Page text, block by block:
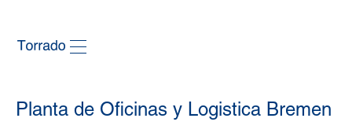
Planta de Oficinas y Logistica Bremen